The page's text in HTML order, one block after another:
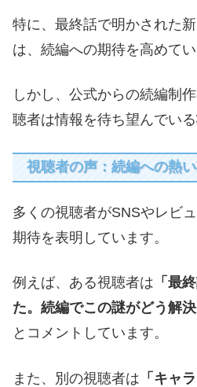
特に、最終話で明かされた
は、続編への期待を高めてい
しかし、公式からの続編制
聴者は情報を待ち望んでいる
視聴者の声：続編への熱
多くの視聴者がSNSやレビ
期待を表明しています。
例えば、ある視聴者は 「最
た。続編でこの謎がどう解
とコメントしています。
また、別の視聴者は 「キャ